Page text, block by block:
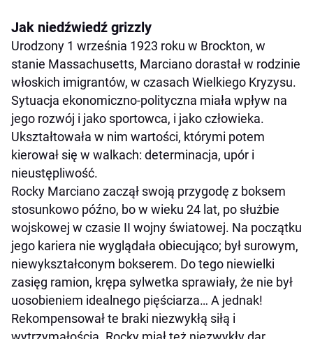
Jak niedźwiedź grizzly
Urodzony 1 września 1923 roku w Brockton, w
stanie Massachusetts, Marciano dorastał w rodzinie
włoskich imigrantów, w czasach Wielkiego Kryzysu.
Sytuacja ekonomiczno-polityczna miała wpływ na
jego rozwój i jako sportowca, i jako człowieka.
Ukształtowała w nim wartości, którymi potem
kierował się w walkach: determinacja, upór i
nieustępliwość.
Rocky Marciano zaczął swoją przygodę z boksem
stosunkowo późno, bo w wieku 24 lat, po służbie
wojskowej w czasie II wojny światowej. Na początku
jego kariera nie wyglądała obiecująco; był surowym,
niewykształconym bokserem. Do tego niewielki
zasięg ramion, krępa sylwetka sprawiały, że nie był
uosobieniem idealnego pięściarza… A jednak!
Rekompensował te braki niezwykłą siłą i